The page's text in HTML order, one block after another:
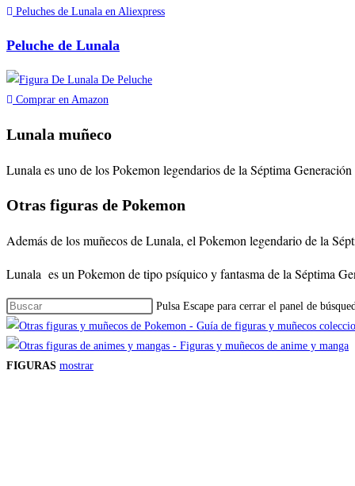
Peluches de Lunala en Aliexpress
Peluche de Lunala
Comprar en Amazon
Lunala muñeco
Lunala es uno de los Pokemon legendarios de la Séptima
Otras figuras de Pokemon
Además de los muñecos de Lunala, el Pokemon legendario de la
Lunala es un Pokemon de tipo psíquico y fantasma de la Séptima
Pulsa Escape para cerrar el panel de
FIGURAS mostrar